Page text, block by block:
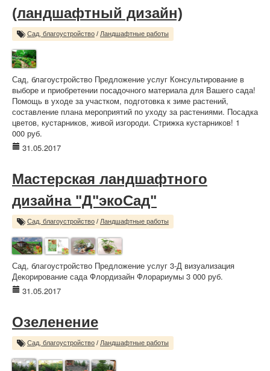
(ландшафтный дизайн)
Сад, благоустройство / Ландшафтные работы
Сад, благоустройство Предложение услуг Консультирование в
выборе и приобретении посадочного материала для Вашего сада!
Помощь в уходе за участком, подготовка к зиме растений,
составление плана мероприятий по уходу за растениями. Посадка
цветов, кустарников, живой изгороди. Стрижка кустарников! 1
000 руб.
31.05.2017
Мастерская ландшафтного
дизайна "Д"экоСад"
Сад, благоустройство / Ландшафтные работы
Сад, благоустройство Предложение услуг 3-Д визуализация
Декорирование сада Флордизайн Флорариумы 3 000 руб.
31.05.2017
Озеленение
Сад, благоустройство / Ландшафтные работы